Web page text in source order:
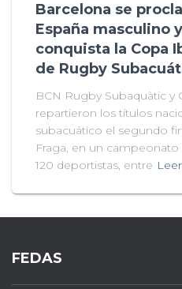
Barcelona se
España masculino
conquista la Copa
de Rugby
BCN Rugby Subaquàtic y
repartieron los títulos
subacuático el segundo
Fraga, en un
120 deportistas, entre
FEDAS